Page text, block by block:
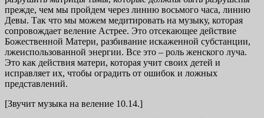
прежде, чем мы пройдем через линию восьмого часа, линию
Девы. Так что мы можем медитировать на музыку, которая
сопровождает веление Астрее. Это отсекающее действие
Божественной Матери, разбивание искаженной субстанции,
лжеиспользованной энергии. Все это – роль женского луча.
Это как действия матери, которая учит своих детей и
исправляет их, чтобы оградить от ошибок и ложных
представлений.
[Звучит музыка на веление 10.14.]